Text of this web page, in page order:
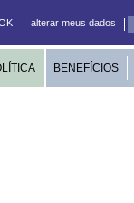
alterar meus dados
BENEFÍCIOS